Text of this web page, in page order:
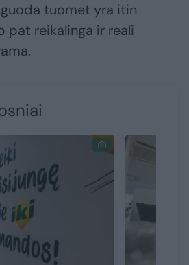
tuomet yra itin
pat reikalinga ir reali